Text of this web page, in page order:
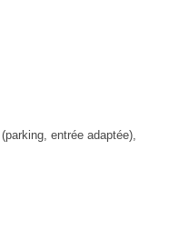
(parking, entrée adaptée),